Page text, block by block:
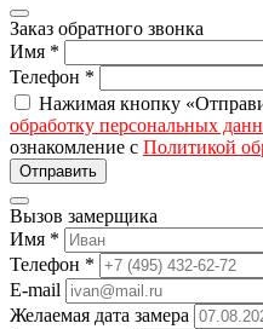
Заказ обратного звонка
Имя *
Телефон *
Нажимая кнопку
обработку персональных
ознакомление с Политикой
Вызов замерщика
Имя *
Телефон *
E-mail
Желаемая дата замера